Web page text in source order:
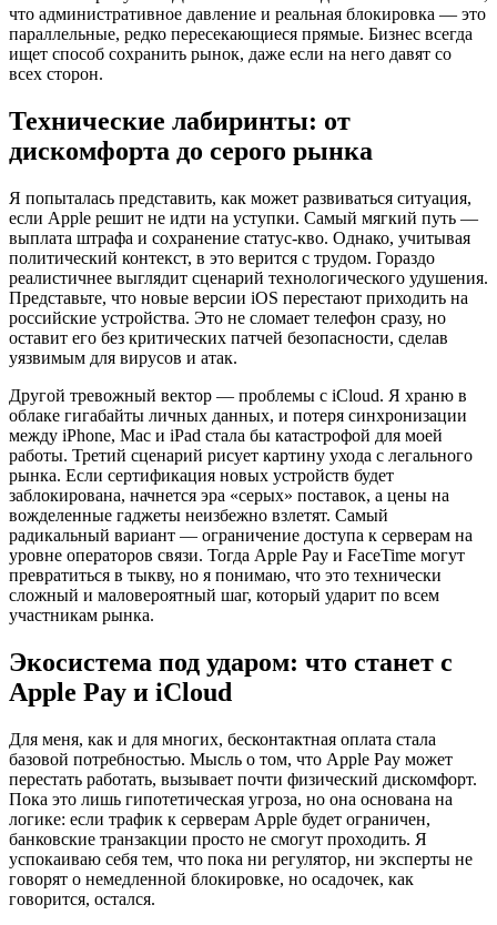
что административное давление и реальная блокировка — это
параллельные, редко пересекающиеся прямые. Бизнес всегда
ищет способ сохранить рынок, даже если на него давят со
всех сторон.
Технические лабиринты: от
дискомфорта до серого рынка
Я попыталась представить, как может развиваться ситуация,
если Apple решит не идти на уступки. Самый мягкий путь —
выплата штрафа и сохранение статус-кво. Однако, учитывая
политический контекст, в это верится с трудом. Гораздо
реалистичнее выглядит сценарий технологического удушения.
Представьте, что новые версии iOS перестают приходить на
российские устройства. Это не сломает телефон сразу, но
оставит его без критических патчей безопасности, сделав
уязвимым для вирусов и атак.
Другой тревожный вектор — проблемы с iCloud. Я храню в
облаке гигабайты личных данных, и потеря синхронизации
между iPhone, Mac и iPad стала бы катастрофой для моей
работы. Третий сценарий рисует картину ухода с легального
рынка. Если сертификация новых устройств будет
заблокирована, начнется эра «серых» поставок, а цены на
вожделенные гаджеты неизбежно взлетят. Самый
радикальный вариант — ограничение доступа к серверам на
уровне операторов связи. Тогда Apple Pay и FaceTime могут
превратиться в тыкву, но я понимаю, что это технически
сложный и маловероятный шаг, который ударит по всем
участникам рынка.
Экосистема под ударом: что станет с
Apple Pay и iCloud
Для меня, как и для многих, бесконтактная оплата стала
базовой потребностью. Мысль о том, что Apple Pay может
перестать работать, вызывает почти физический дискомфорт.
Пока это лишь гипотетическая угроза, но она основана на
логике: если трафик к серверам Apple будет ограничен,
банковские транзакции просто не смогут проходить. Я
успокаиваю себя тем, что пока ни регулятор, ни эксперты не
говорят о немедленной блокировке, но осадочек, как
говорится, остался.